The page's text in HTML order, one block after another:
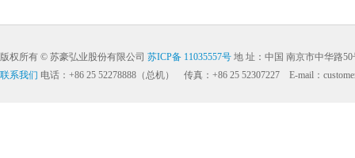
版权所有 © 苏豪弘业股份有限公司 苏ICP备 11035557号 地 址：中国 南京市中华
联系我们 电话：+86 25 52278888（总机） 传真：+86 25 52307227 E-mail：